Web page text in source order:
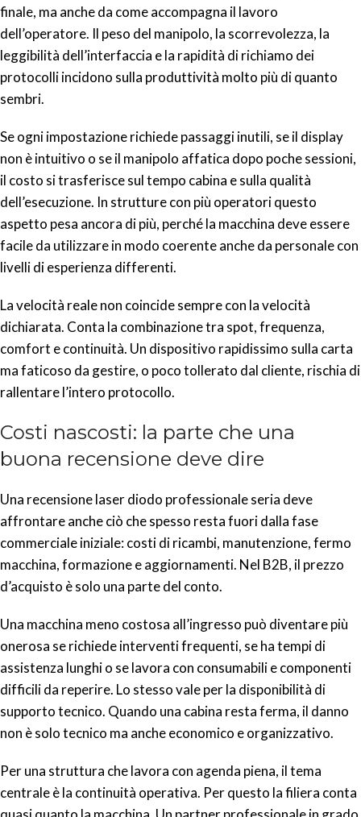
finale, ma anche da come accompagna il lavoro
dell’operatore. Il peso del manipolo, la scorrevolezza, la
leggibilità dell’interfaccia e la rapidità di richiamo dei
protocolli incidono sulla produttività molto più di quanto
sembri.
Se ogni impostazione richiede passaggi inutili, se il display
non è intuitivo o se il manipolo affatica dopo poche sessioni,
il costo si trasferisce sul tempo cabina e sulla qualità
dell’esecuzione. In strutture con più operatori questo
aspetto pesa ancora di più, perché la macchina deve essere
facile da utilizzare in modo coerente anche da personale con
livelli di esperienza differenti.
La velocità reale non coincide sempre con la velocità
dichiarata. Conta la combinazione tra spot, frequenza,
comfort e continuità. Un dispositivo rapidissimo sulla carta
ma faticoso da gestire, o poco tollerato dal cliente, rischia di
rallentare l’intero protocollo.
Costi nascosti: la parte che una
buona recensione deve dire
Una recensione laser diodo professionale seria deve
affrontare anche ciò che spesso resta fuori dalla fase
commerciale iniziale: costi di ricambi, manutenzione, fermo
macchina, formazione e aggiornamenti. Nel B2B, il prezzo
d’acquisto è solo una parte del conto.
Una macchina meno costosa all’ingresso può diventare più
onerosa se richiede interventi frequenti, se ha tempi di
assistenza lunghi o se lavora con consumabili e componenti
difficili da reperire. Lo stesso vale per la disponibilità di
supporto tecnico. Quando una cabina resta ferma, il danno
non è solo tecnico ma anche economico e organizzativo.
Per una struttura che lavora con agenda piena, il tema
centrale è la continuità operativa. Per questo la filiera conta